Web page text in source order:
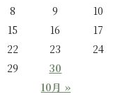
10月 »
8 9
10
15 16
17
22 23
24
29 30